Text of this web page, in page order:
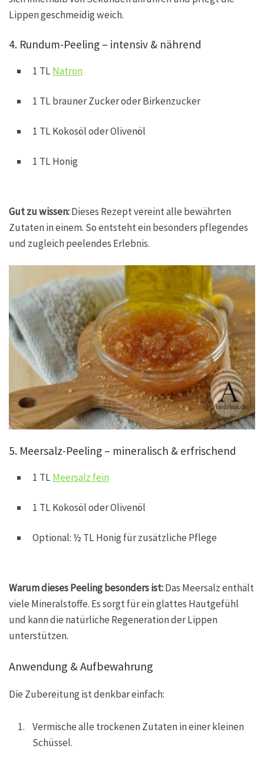
Lippen geschmeidig weich.
4. Rundum-Peeling – intensiv & nährend
1 TLNatron
1 TL brauner Zucker oder Birkenzucker
1 TL Kokosöl oder Olivenöl
1 TL Honig
Gut zu wissen:Dieses Rezept vereint alle bewährten
Zutaten in einem. So entsteht ein besonders pflegendes
und zugleich peelendes Erlebnis.
5. Meersalz-Peeling – mineralisch & erfrischend
1 TLMeersalz fein
1 TL Kokosöl oder Olivenöl
Optional: ½ TL Honig für zusätzliche Pflege
Warum dieses Peeling besonders ist:Das Meersalz enthält
viele Mineralstoffe. Es sorgt für ein glattes Hautgefühl
und kann die natürliche Regeneration der Lippen
unterstützen.
Anwendung & Aufbewahrung
Die Zubereitung ist denkbar einfach:
Vermische alle trockenen Zutaten in einer kleinen
Schüssel.